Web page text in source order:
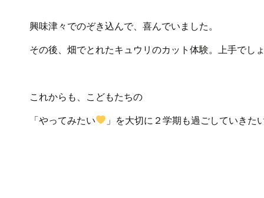
興味津々でのぞき込んで、喜んでいました。
その後、畑でとれたキュウリのカット体験。上手でし
これからも、こどもたちの
「やってみたい
」を大切に２学期も過ごしていきた